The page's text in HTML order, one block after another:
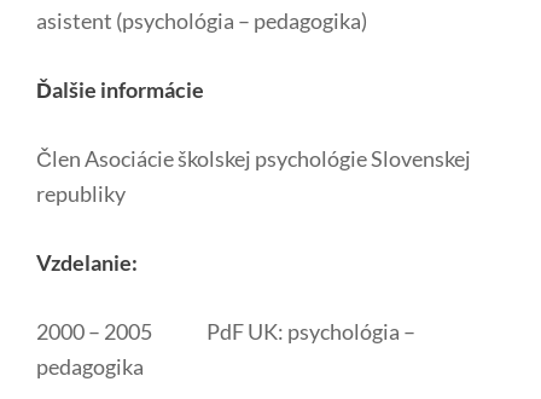
asistent (psychológia – pedagogika)
Ďalšie informácie
Člen Asociácie školskej psychológie Slovenskej
republiky
Vzdelanie:
2000 – 2005 PdF UK: psychológia –
pedagogika